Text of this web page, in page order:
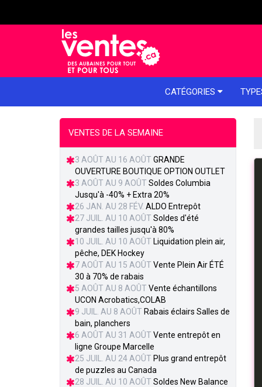
CATÉGORIES
VENTES DE LA SEMAINE
3 AOÛT AU 16 AOÛT GRANDE
OUVERTURE BOUTIQUE OPTION OUTLET
3 AOÛT AU 9 AOÛT Soldes Columbia
Jusqu'à -40% + Extra 20%
26 JAN. AU 28 FÉV. ALDO Entrepôt
27 JUIL. AU 10 AOÛT Soldes d'été
grandes tailles jusqu'à 80%
10 JUIL. AU 10 AOÛT Liquidation plein air,
pêche, DEK Hockey
7 AOÛT AU 15 AOÛT Vente Plein Air ÉTÉ
30 à 70% de rabais
5 AOÛT AU 8 AOÛT Vente échantillons
UCON Acrobatics,COLAB
9 JUIL. AU 8 AOÛT Rabais éclairs Salles de
bain, planchers
6 AOÛT AU 31 AOÛT Vente entrepôt en
ligne Groupe Marcelle
25 JUIL. AU 24 AOÛT Plus grand entrepôt
de puzzles au Canada
28 JUIL. AU 10 AOÛT Soldes New Balance